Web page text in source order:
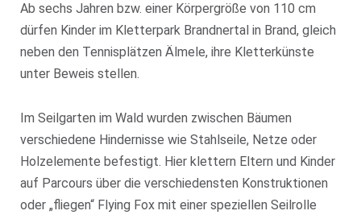
Ab sechs Jahren bzw. einer Körpergröße von 110 cm
dürfen Kinder im Kletterpark Brandnertal in Brand, gleich
neben den Tennisplätzen Älmele, ihre Kletterkünste
unter Beweis stellen.
Im Seilgarten im Wald wurden zwischen Bäumen
verschiedene Hindernisse wie Stahlseile, Netze oder
Holzelemente befestigt. Hier klettern Eltern und Kinder
auf Parcours über die verschiedensten Konstruktionen
oder „fliegen“ Flying Fox mit einer speziellen Seilrolle